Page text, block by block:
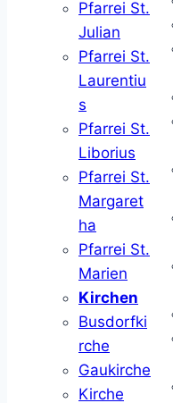
Pfarrei St.
Julian
Pfarrei St.
Laurentiu
s
Pfarrei St.
Liborius
Pfarrei St.
Margaret
ha
Pfarrei St.
Marien
Kirchen
Busdorfki
rche
Gaukirche
Kirche